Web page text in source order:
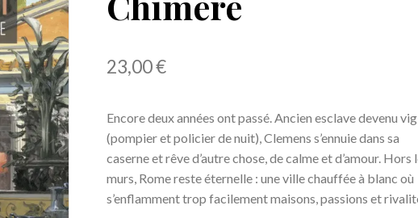
23,00€
Encore deux années ont passé. Ancien esclave devenu
(pompier et policier de nuit), Clemens s’ennuie dans sa
caserne et rêve d’autre chose, de calme et d’amour. Hors
murs, Rome reste éternelle : une ville chauffée à blanc où
s’enflamment trop facilement maisons, passions et